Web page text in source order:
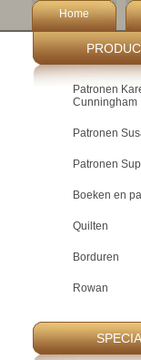
Home
Patronen
Cunningham
Patronen
Patronen
Boeken en
Quilten
Borduren
Rowan